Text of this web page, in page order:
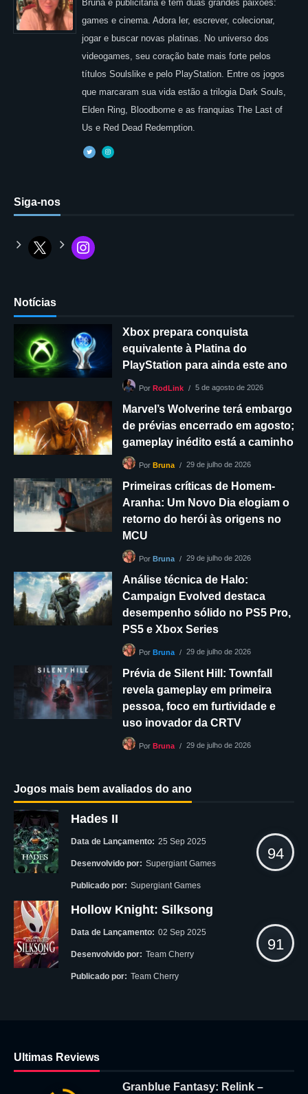
Bruna é publicitária e tem duas grandes paixões:
games e cinema. Adora ler, escrever, colecionar,
jogar e buscar novas platinas. No universo dos
videogames, seu coração bate mais forte pelos
títulos Soulslike e pelo PlayStation. Entre os jogos
que marcaram sua vida estão a trilogia Dark Souls,
Elden Ring, Bloodborne e as franquias The Last of
Us e Red Dead Redemption.
Siga-nos
Notícias
Xbox prepara conquista
equivalente à Platina do
PlayStation para ainda este ano
PorRodLink 5 de agosto de 2026
Marvel’s Wolverine terá embargo
de prévias encerrado em agosto;
gameplay inédito está a caminho
PorBruna 29 de julho de 2026
Primeiras críticas de Homem-
Aranha: Um Novo Dia elogiam o
retorno do herói às origens no
MCU
PorBruna 29 de julho de 2026
Análise técnica de Halo:
Campaign Evolved destaca
desempenho sólido no PS5 Pro,
PS5 e Xbox Series
PorBruna 29 de julho de 2026
Prévia de Silent Hill: Townfall
revela gameplay em primeira
pessoa, foco em furtividade e
uso inovador da CRTV
PorBruna 29 de julho de 2026
Jogos mais bem avaliados do ano
Hades II
Data de Lançamento: 25 Sep 2025
Desenvolvido por: Supergiant Games
Publicado por: Supergiant Games
94
Hollow Knight: Silksong
Data de Lançamento: 02 Sep 2025
Desenvolvido por: Team Cherry
Publicado por: Team Cherry
91
Ultimas Reviews
Granblue Fantasy: Relink –